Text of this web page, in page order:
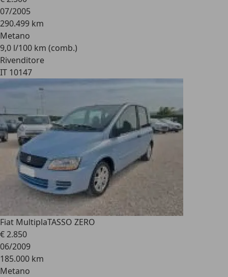
07/2005
290.499 km
Metano
9,0 l/100 km (comb.)
Rivenditore
IT 10147
Fiat MultiplaTASSO ZERO
€ 2.850
06/2009
185.000 km
Metano